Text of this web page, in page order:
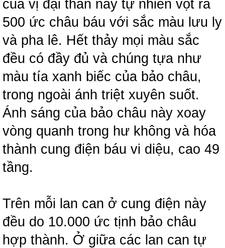
của vị đại thần này tự nhiên vọt ra
500 ức châu báu với sắc màu lưu ly
và pha lê. Hết thảy mọi màu sắc
đều có đầy đủ và chúng tựa như
màu tía xanh biếc của bảo châu,
trong ngoài ánh triệt xuyên suốt.
Ánh sáng của bảo châu này xoay
vòng quanh trong hư không và hóa
thành cung điện báu vi diệu, cao 49
tầng.
Trên mỗi lan can ở cung điện này
đều do 10.000 ức tịnh bảo châu
hợp thành. Ở giữa các lan can tự